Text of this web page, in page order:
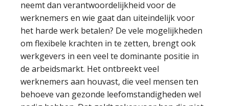
neemt dan verantwoordelijkheid voor de
werknemers en wie gaat dan uiteindelijk voor
het harde werk betalen? De vele mogelijkheden
om flexibele krachten in te zetten, brengt ook
werkgevers in een veel te dominante positie in
de arbeidsmarkt. Het ontbreekt veel
werknemers aan houvast, die veel mensen ten
behoeve van gezonde leefomstandigheden wel